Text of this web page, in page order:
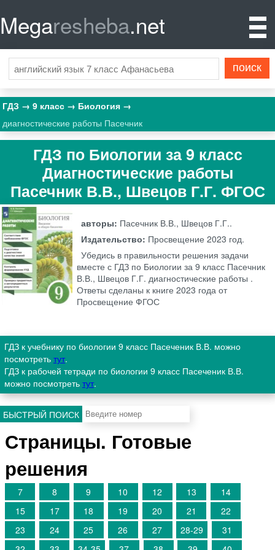
Megaresheba.net
ГДЗ 9 класс
Биология
диагностические работы Пасечник
ГДЗ по Биологии за 9 класс
Диагностические работы
Пасечник В.В., Швецов Г.Г. ФГОС
авторы: Пасечник В.В., Швецов Г.Г..
Издательство: Просвещение 2023 год.
Убедись в правильности решения задачи
вместе с ГДЗ по Биологии за 9 класс Пасечник
В.В., Швецов Г.Г. диагностические работы .
Ответы сделаны к книге 2023 года от
Просвещение ФГОС
ГДЗ к учебнику по биологии 9 класс Пасеченик В.В. можно
посмотреть тут.
ГДЗ к рабочей тетради по биологии 9 класс Пасеченик В.В.
можно посмотреть тут.
БЫСТРЫЙ ПОИСК
Страницы. Готовые
решения
7 8 9 10 12 13
14
15
17 18 19 20 21
22
23
24 25 26 27 28-29
31